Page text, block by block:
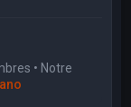
• Notre